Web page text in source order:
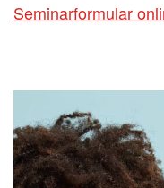
Seminarformular